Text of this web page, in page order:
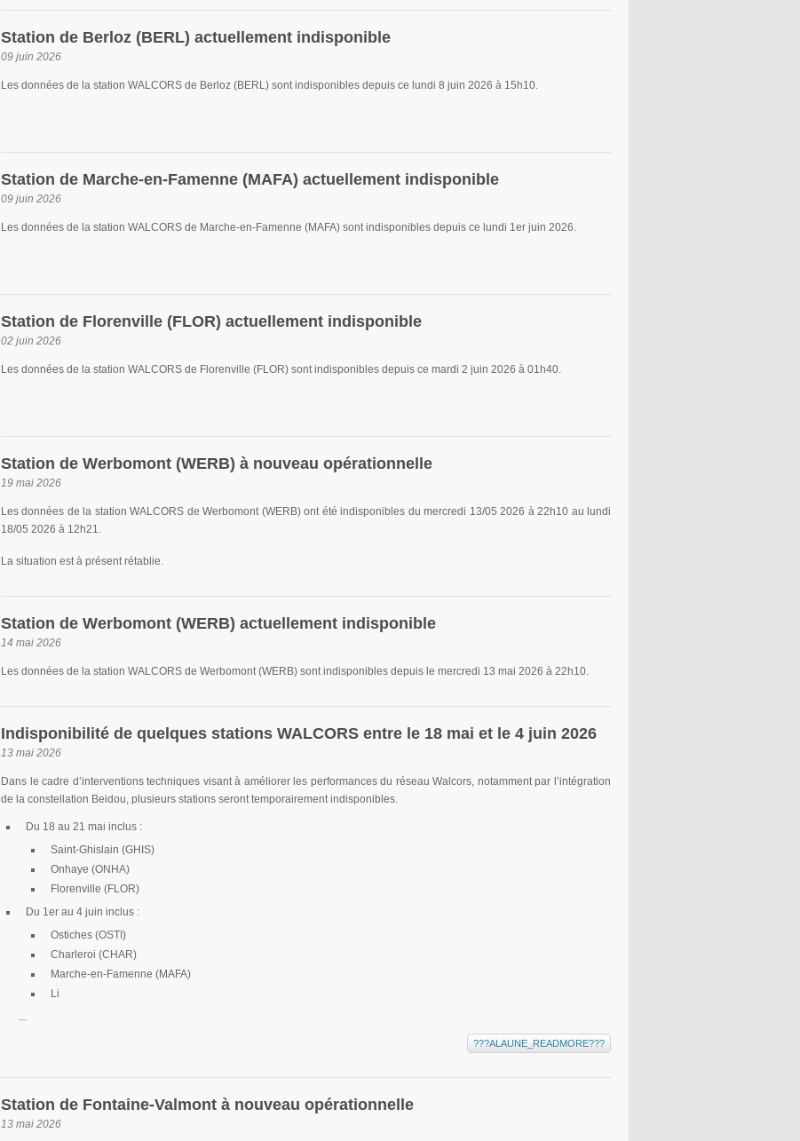
Station de Berloz (BERL) actuellement indisponible
09 juin 2026
Les données de la station WALCORS de Berloz (BERL) sont indisponibles depuis ce lundi 8 juin 2026 à 15h10.
Station de Marche-en-Famenne (MAFA) actuellement indisponible
09 juin 2026
Les données de la station WALCORS de Marche-en-Famenne (MAFA) sont indisponibles depuis ce lundi 1er juin 2026.
Station de Florenville (FLOR) actuellement indisponible
02 juin 2026
Les données de la station WALCORS de Florenville (FLOR) sont indisponibles depuis ce mardi 2 juin 2026 à 01h40.
Station de Werbomont (WERB) à nouveau opérationnelle
19 mai 2026
Les données de la station WALCORS de Werbomont (WERB) ont été indisponibles du mercredi 13/05 2026 à 22h10 au lundi
18/05 2026 à 12h21.
La situation est à présent rétablie.
Station de Werbomont (WERB) actuellement indisponible
14 mai 2026
Les données de la station WALCORS de Werbomont (WERB) sont indisponibles depuis le mercredi 13 mai 2026 à 22h10.
Indisponibilité de quelques stations WALCORS entre le 18 mai et le 4 juin 2026
13 mai 2026
Dans le cadre d’interventions techniques visant à améliorer les performances du réseau Walcors, notamment par l’intégration
de la constellation Beidou, plusieurs stations seront temporairement indisponibles.
Du 18 au 21 mai inclus :
Saint-Ghislain (GHIS)
Onhaye (ONHA)
Florenville (FLOR)
Du 1er au 4 juin inclus :
Ostiches (OSTI)
Charleroi (CHAR)
Marche-en-Famenne (MAFA)
Li
...
???ALAUNE_READMORE???
Station de Fontaine-Valmont à nouveau opérationnelle
13 mai 2026